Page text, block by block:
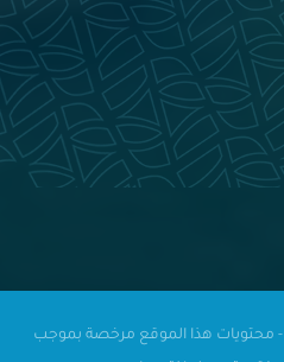
محافظة جنوب الشرقية © 2026 - محتويات هذا الموقع مرخصة بموجب